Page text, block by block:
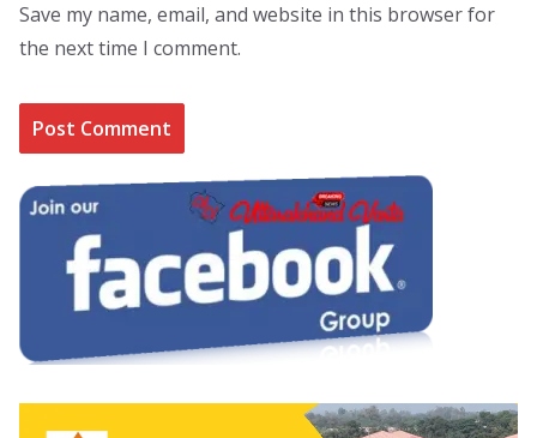
Save my name, email, and website in this browser for
the next time I comment.